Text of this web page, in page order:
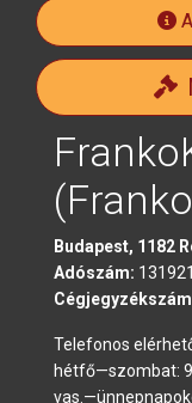
Budapest, 1182
Adószám:
Telefonos
hétfő—szombat: